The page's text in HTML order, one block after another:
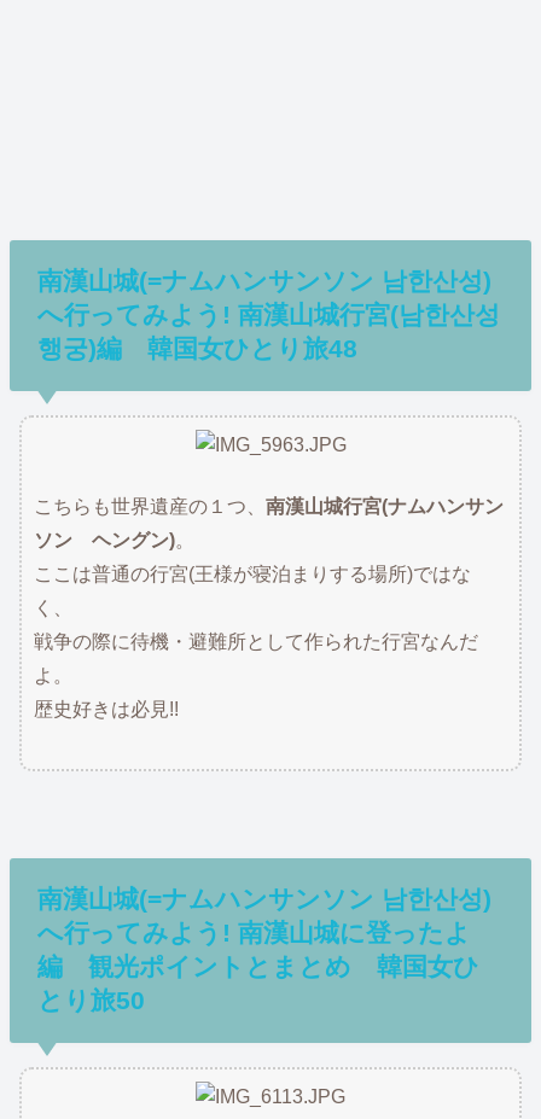
南漢山城(=ナムハンサンソン 남한산성)
へ行ってみよう! 南漢山城行宮(남한산성
행궁)編 韓国女ひとり旅48
こちらも世界遺産の１つ、南漢山城行宮(ナムハンサン
ソン ヘングン)。
ここは普通の行宮(王様が寝泊まりする場所)ではな
く、
戦争の際に待機・避難所として作られた行宮なんだ
よ。
歴史好きは必見!!
南漢山城(=ナムハンサンソン 남한산성)
へ行ってみよう! 南漢山城に登ったよ
編 観光ポイントとまとめ 韓国女ひ
とり旅50